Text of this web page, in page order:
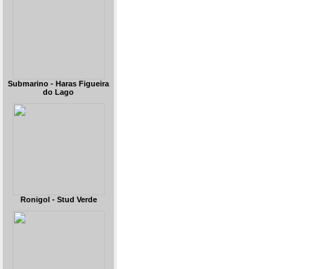
Submarino - Haras Figueira
do Lago
Ronigol - Stud Verde